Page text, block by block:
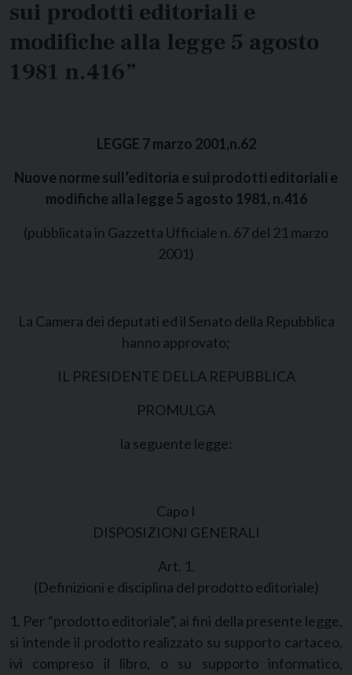
sui prodotti editoriali e
modifiche alla legge 5 agosto
1981 n.416”
LEGGE 7 marzo 2001,n.62
Nuove norme sull’editoria e sui prodotti editoriali e
modifiche alla legge 5 agosto 1981, n.416
(pubblicata in Gazzetta Ufficiale n. 67 del 21 marzo
2001)
La Camera dei deputati ed il Senato della Repubblica
hanno approvato;
IL PRESIDENTE DELLA REPUBBLICA
PROMULGA
la seguente legge:
Capo I
DISPOSIZIONI GENERALI
Art. 1.
(Definizioni e disciplina del prodotto editoriale)
1. Per “prodotto editoriale”, ai fini della presente legge,
si intende il prodotto realizzato su supporto cartaceo,
ivi compreso il libro, o su supporto informatico,